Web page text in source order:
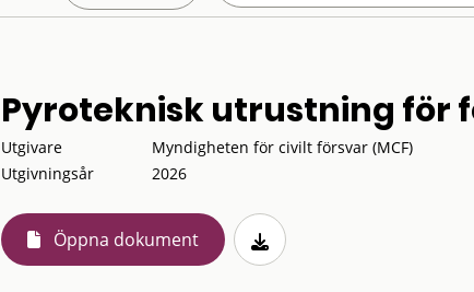
Pyroteknisk utrustning för
Utgivare
Myndigheten för civilt försvar (MCF)
Utgivningsår
2026
Öppna dokument